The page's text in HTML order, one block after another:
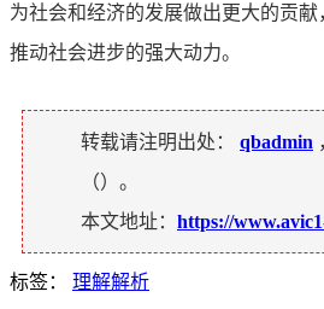
为社会和经济的发展做出更大的贡
推动社会进步的强大动力。
转载请注明出处： qbadmin
（）。
本文地址： https://
标签： 理解解析